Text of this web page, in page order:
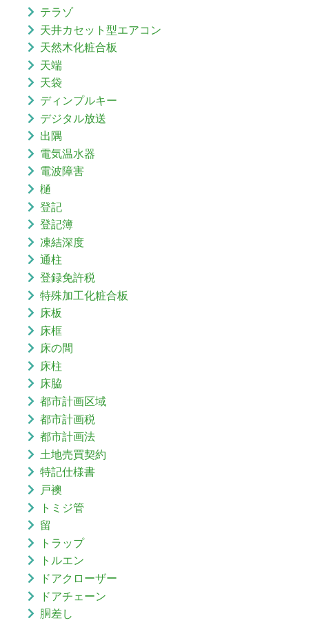
テラゾ
天井カセット型エアコン
天然木化粧合板
天端
天袋
ディンプルキー
デジタル放送
出隅
電気温水器
電波障害
樋
登記
登記簿
凍結深度
通柱
登録免許税
特殊加工化粧合板
床板
床框
床の間
床柱
床脇
都市計画区域
都市計画税
都市計画法
土地売買契約
特記仕様書
戸襖
トミジ管
留
トラップ
トルエン
ドアクローザー
ドアチェーン
胴差し